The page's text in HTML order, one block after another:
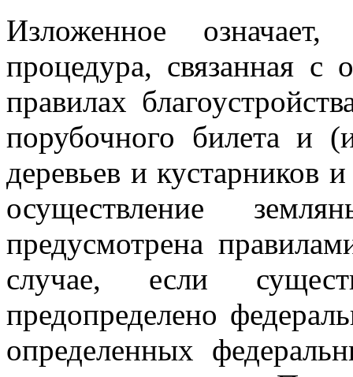
Изложенное
процедура, связанная с
правилах
порубочного билета и
деревьев и кустарников
осуществление
предусмотрена
случае, если
предопределено
определенных